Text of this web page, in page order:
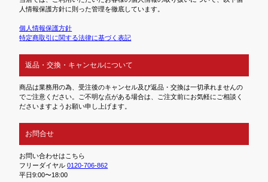
人情報保護方針に則った管理を徹底しています。
個人情報保護方針
特定商取引に関する法律に基づく表記
返品・交換・キャンセルについて
商品は業務用の為、受注後のキャンセル及び返品・交換は一切承れませんの
でご注意ください。ご不明な点がある場合は、ご注文前にお気軽にご相談く
ださいますようお願い申し上げます。
お問合せ
お問い合わせはこちら
フリーダイヤル0120-706-862
平日9:00〜18:00